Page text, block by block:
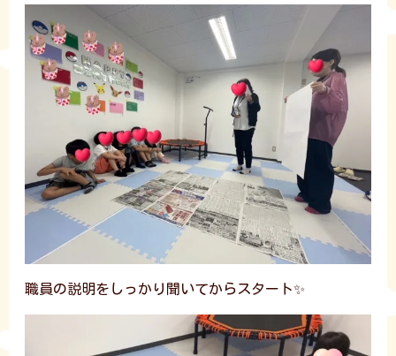
職員の説明をしっかり聞いてからスタート✨